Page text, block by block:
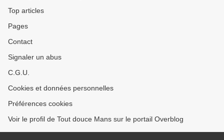
Top articles
Pages
Contact
Signaler un abus
C.G.U.
Cookies et données personnelles
Préférences cookies
Voir le profil de Tout douce Mans sur le portail Overblog